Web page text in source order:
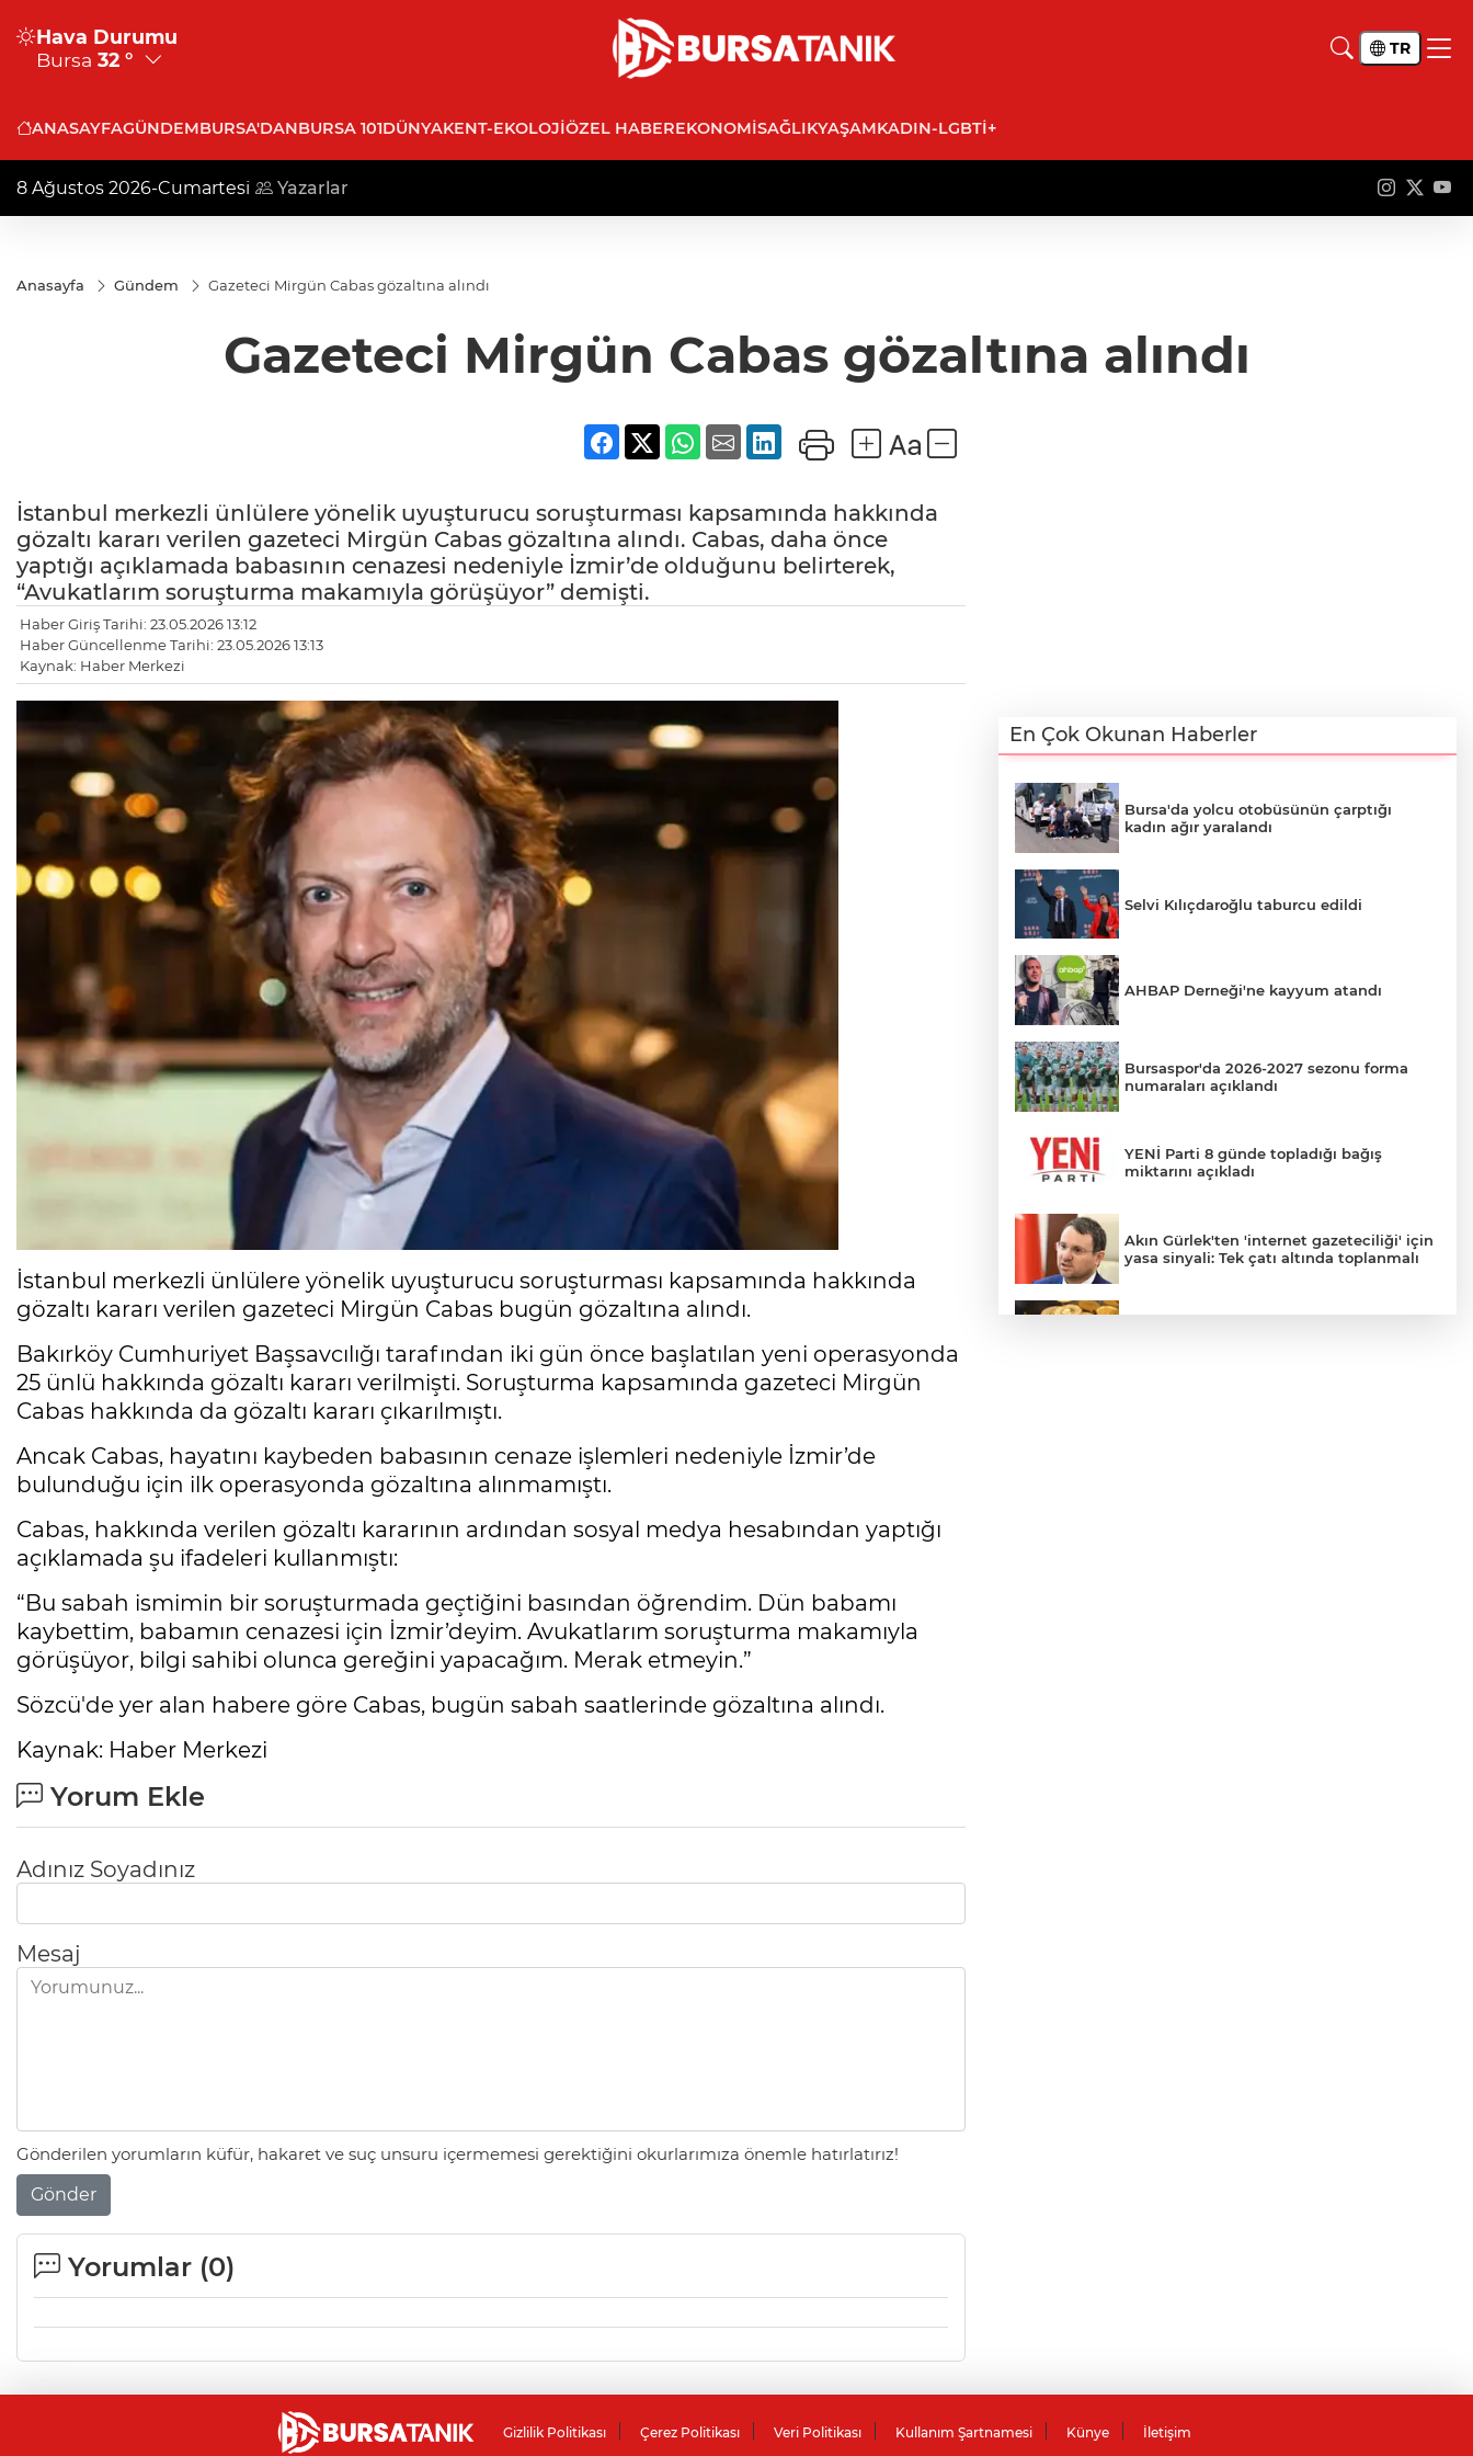
Hava Durumu
Bursa 32 ° TR
ANASAYFAGÜNDEMBURSA'DANBURSA 101DÜNYAKENT-EKOLOJIÖZEL HABEREKONOMISAĞLIKYAŞAMKADIN-LGBTİ+
8 Ağustos 2026-Cumartesi Yazarlar
Anasayfa Gündem Gazeteci Mirgün Cabas gözaltına alındı
Gazeteci Mirgün Cabas gözaltına alındı
İstanbul merkezli ünlülere yönelik uyuşturucu soruşturması kapsamında hakkında
gözaltı kararı verilen gazeteci Mirgün Cabas gözaltına alındı. Cabas, daha önce
yaptığı açıklamada babasının cenazesi nedeniyle İzmir’de olduğunu belirterek,
“Avukatlarım soruşturma makamıyla görüşüyor” demişti.
Haber Giriş Tarihi: 23.05.2026 13:12
Haber Güncellenme Tarihi: 23.05.2026 13:13
Kaynak: Haber Merkezi
İstanbul merkezli ünlülere yönelik uyuşturucu soruşturması kapsamında hakkında
gözaltı kararı verilen gazeteci Mirgün Cabas bugün gözaltına alındı.
Bakırköy Cumhuriyet Başsavcılığı tarafından iki gün önce başlatılan yeni operasyonda
25 ünlü hakkında gözaltı kararı verilmişti. Soruşturma kapsamında gazeteci Mirgün
Cabas hakkında da gözaltı kararı çıkarılmıştı.
Ancak Cabas, hayatını kaybeden babasının cenaze işlemleri nedeniyle İzmir’de
bulunduğu için ilk operasyonda gözaltına alınmamıştı.
Cabas, hakkında verilen gözaltı kararının ardından sosyal medya hesabından yaptığı
açıklamada şu ifadeleri kullanmıştı:
“Bu sabah ismimin bir soruşturmada geçtiğini basından öğrendim. Dün babamı
kaybettim, babamın cenazesi için İzmir’deyim. Avukatlarım soruşturma makamıyla
görüşüyor, bilgi sahibi olunca gereğini yapacağım. Merak etmeyin.”
Sözcü'de yer alan habere göre Cabas, bugün sabah saatlerinde gözaltına alındı.
Kaynak: Haber Merkezi
Yorum Ekle
Adınız Soyadınız
Mesaj
Gönderilen yorumların küfür, hakaret ve suç unsuru içermemesi gerektiğini okurlarımıza önemle hatırlatırız!
Gönder
Yorumlar (0)
En Çok Okunan Haberler
Bursa'da yolcu otobüsünün çarptığı
kadın ağır yaralandı
Selvi Kılıçdaroğlu taburcu edildi
AHBAP Derneği'ne kayyum atandı
Bursaspor'da 2026-2027 sezonu forma
numaraları açıklandı
YENİ Parti 8 günde topladığı bağış
miktarını açıkladı
Akın Gürlek'ten 'internet gazeteciliği' için
yasa sinyali: Tek çatı altında toplanmalı
Gizlilik Politikası Çerez Politikası Veri Politikası Kullanım Şartnamesi Künye İletişim